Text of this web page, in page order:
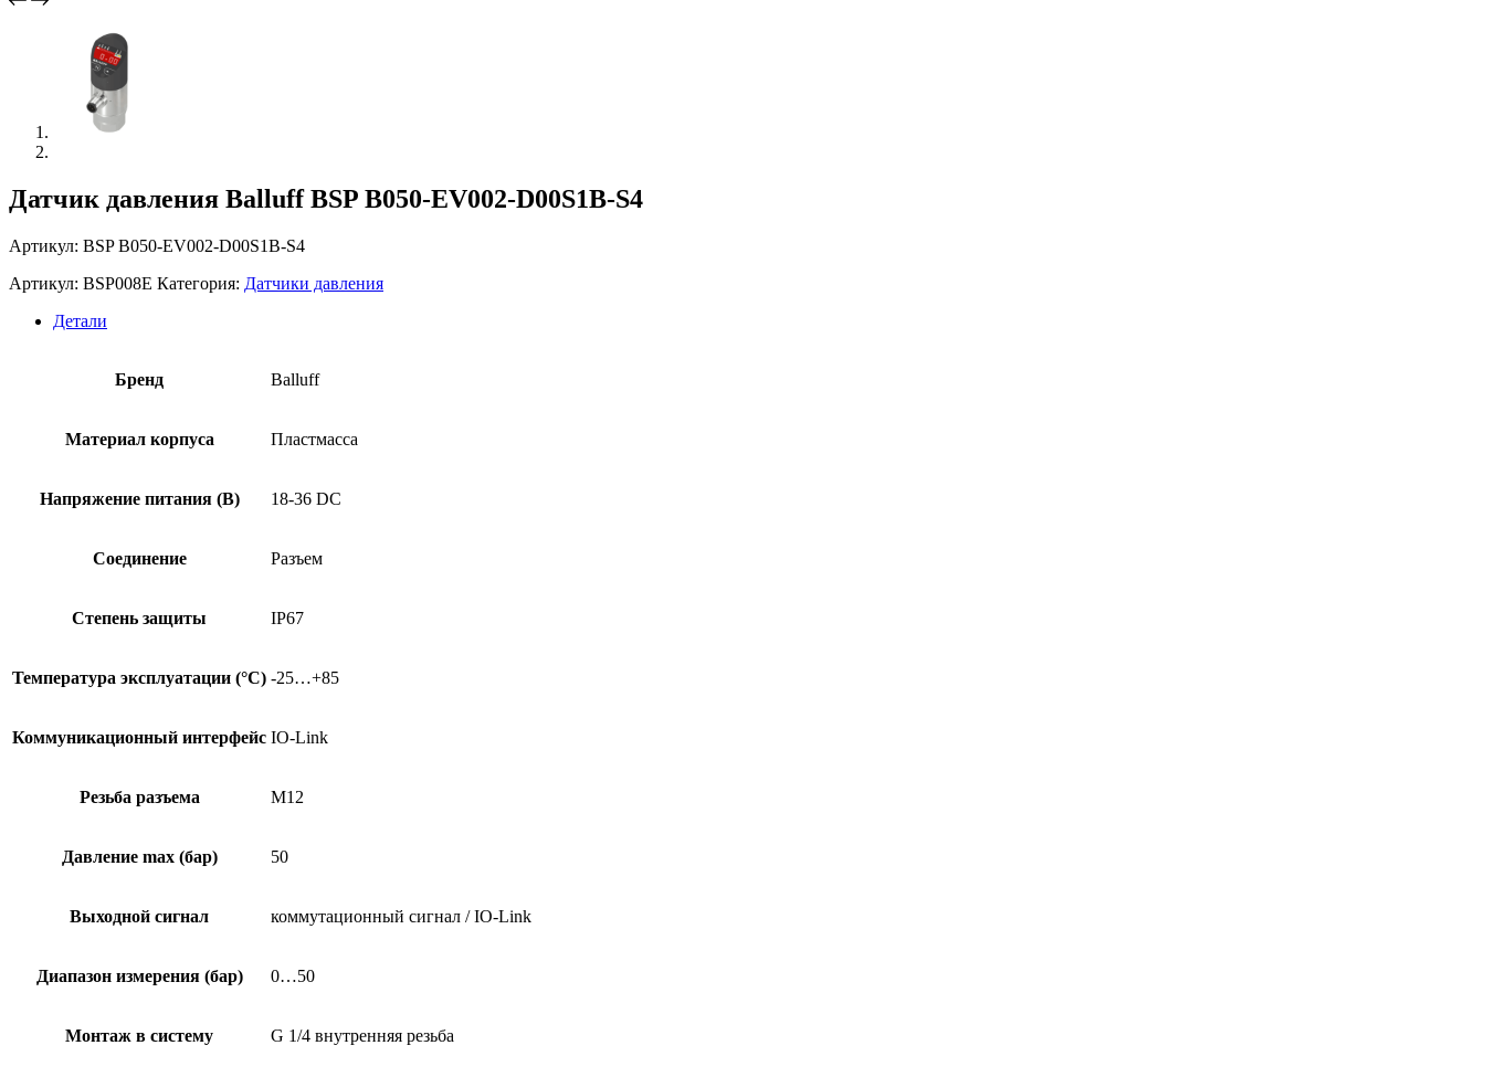
Датчик давления Balluff BSP B050-EV002-D00S1B-S4
Артикул: BSP B050-EV002-D00S1B-S4
Артикул: BSP008E Категория: Датчики давления
Детали
Бренд Balluff
Материал корпуса Пластмасса
Напряжение питания (В) 18-36 DC
Соединение Разъем
Степень защиты IP67
Температура эксплуатации (°C) -25…+85
Коммуникационный интерфейс IO-Link
Резьба разъема M12
Давление max (бар) 50
Выходной сигнал коммутационный сигнал / IO-Link
Диапазон измерения (бар) 0…50
Монтаж в систему G 1/4 внутренняя резьба